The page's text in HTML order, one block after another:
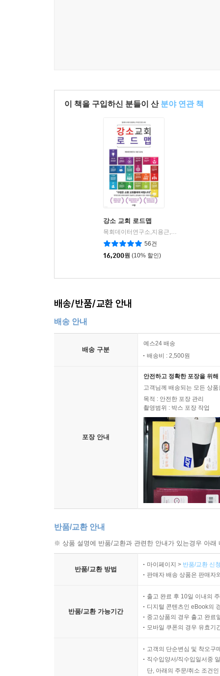
--- p.206
이러한 도덕적인 힘의 원천이 되는 것이 바로 종
도덕과 정의의 원천이 되어 왔다. 대표적으로 성
혀 다른 하나님나라의 가치를 분명하게 보여 준
을 제공할 수 있어야 한다.
이 책을 구입하신 분들이 산 분야 연관 책
강소 교회 로드맵
목회데이터연구소,지용근,김선일 저
56건
16,200원 (10% 할인)
배송/반품/교환 안내
배송 안내
배송 구분
예스24 배송
배송비 : 2,500원
포장 안내
안전하고 정확한 포장을 위
고객님께 배송되는 모든 상
목적 : 안전한 포장 관리
촬영범위 : 박스 포장 작업
반품/교환 안내
※ 상품 설명에 반품/교환과 관련한 안내가 있는경우 아
반품/교환 방법
마이페이지 > 반품/교환 신
판매자 배송 상품은 판매자
반품/교환 가능기간
출고 완료 후 10일 이내의
디지털 콘텐츠인 eBook의
중고상품의 경우 출고 완료
모바일 쿠폰의 경우 유효기
고객의 단순변심 및 착오구
직수입양서/직수입일서중
단, 아래의 주문/취소 조건